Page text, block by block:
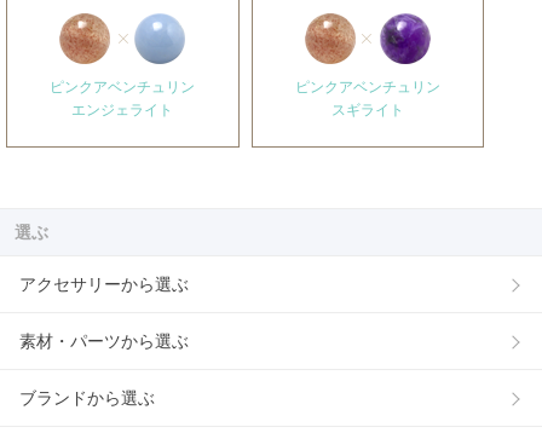
ピンクアベンチュリン
エンジェライト
ピンクアベンチュリン
スギライト
選ぶ
アクセサリーから選ぶ
素材・パーツから選ぶ
ブランドから選ぶ